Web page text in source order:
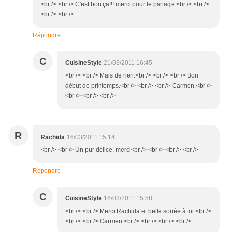
<br /> <br /> C'est bon ça!!! merci pour le partage.<br /> <br />
<br /> <br />
Répondre
C CuisineStyle 21/03/2011 16:45
<br /> <br /> Mais de rien.<br /> <br /> <br /> Bon
début de printemps.<br /> <br /> <br /> Carmen.<br />
<br /> <br /> <br />
R Rachida 16/03/2011 15:14
<br /> <br /> Un pur délice, merci<br /> <br /> <br /> <br />
Répondre
C CuisineStyle 16/03/2011 15:58
<br /> <br /> Merci Rachida et belle soirée à toi.<br />
<br /> <br /> Carmen.<br /> <br /> <br /> <br />